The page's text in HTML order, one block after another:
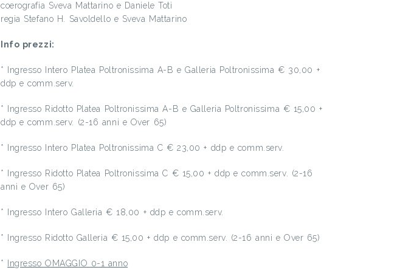
coerografia Sveva Mattarino e Daniele Toti
regia Stefano H. Savoldello e Sveva Mattarino
Info prezzi:
* Ingresso Intero Platea Poltronissima A-B e Galleria Poltronissima € 30,00 +
ddp e comm.serv.
* Ingresso Ridotto Platea Poltronissima A-B e Galleria Poltronissima € 15,00 +
ddp e comm.serv. (2-16 anni e Over 65)
* Ingresso Intero Platea Poltronissima C € 23,00 + ddp e comm.serv.
* Ingresso Ridotto Platea Poltronissima C € 15,00 + ddp e comm.serv. (2-16
anni e Over 65)
* Ingresso Intero Galleria € 18,00 + ddp e comm.serv.
* Ingresso Ridotto Galleria € 15,00 + ddp e comm.serv. (2-16 anni e Over 65)
* Ingresso OMAGGIO 0-1 anno